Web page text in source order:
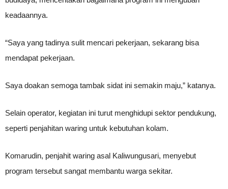
keadaannya.
“Saya yang tadinya sulit mencari pekerjaan, sekarang bisa
mendapat pekerjaan.
Saya doakan semoga tambak sidat ini semakin maju,” katanya.
Selain operator, kegiatan ini turut menghidupi sektor pendukung,
seperti penjahitan waring untuk kebutuhan kolam.
Komarudin, penjahit waring asal Kaliwungusari, menyebut
program tersebut sangat membantu warga sekitar.